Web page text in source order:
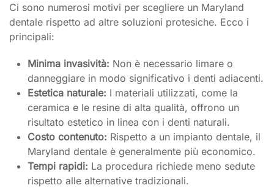
Ci sono numerosi motivi per scegliere un Maryland
dentale rispetto ad altre soluzioni protesiche. Ecco i
principali:
Minima invasività: Non è necessario limare o
danneggiare in modo significativo i denti adiacenti.
Estetica naturale: I materiali utilizzati, come la
ceramica e le resine di alta qualità, offrono un
risultato estetico in linea con i denti naturali.
Costo contenuto: Rispetto a un impianto dentale, il
Maryland dentale è generalmente più economico.
Tempi rapidi: La procedura richiede meno sedute
rispetto alle alternative tradizionali.